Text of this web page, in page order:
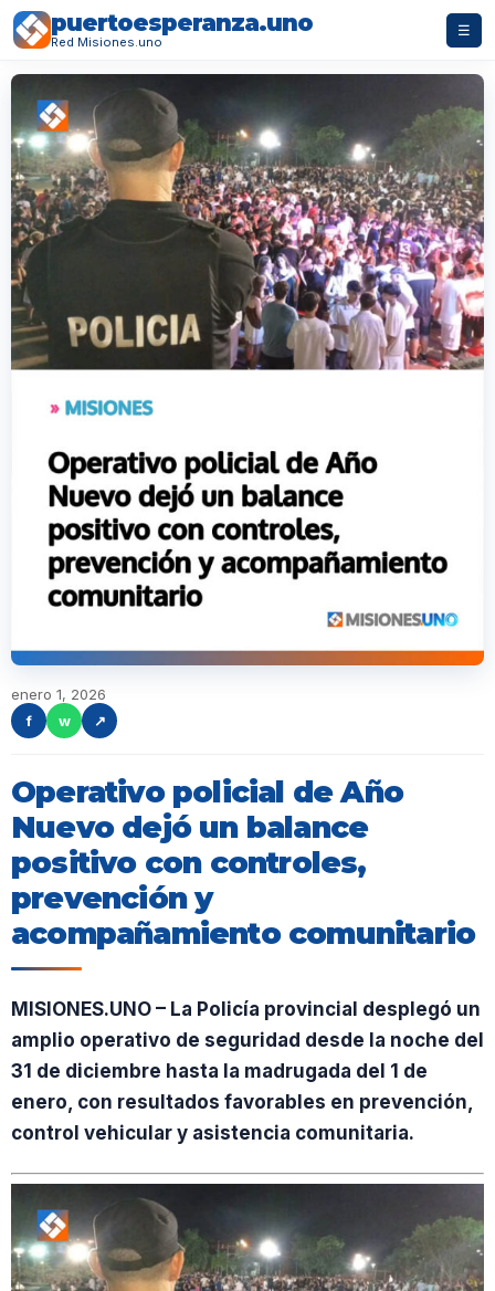
puertoesperanza.uno
Red Misiones.uno
☰
enero 1, 2026
f
w ↗
Operativo policial de Año
Nuevo dejó un balance
positivo con controles,
prevención y
acompañamiento comunitario
MISIONES.UNO – La Policía provincial desplegó un
amplio operativo de seguridad desde la noche del
31 de diciembre hasta la madrugada del 1 de
enero, con resultados favorables en prevención,
control vehicular y asistencia comunitaria.